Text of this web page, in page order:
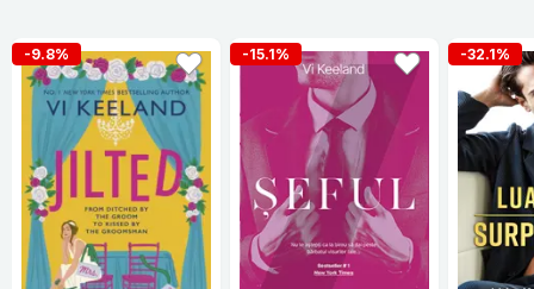
-9.8% -15.1% -32.1%